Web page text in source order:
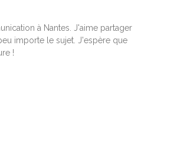
à Nantes. J'aime partager
importe le sujet. J'espère que
!